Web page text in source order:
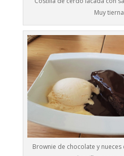
Muy
Brownie de chocolate y